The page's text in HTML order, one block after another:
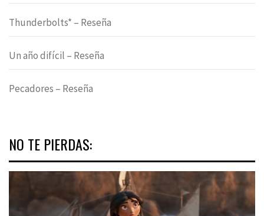
Thunderbolts* – Reseña
Un año difícil – Reseña
Pecadores – Reseña
NO TE PIERDAS: